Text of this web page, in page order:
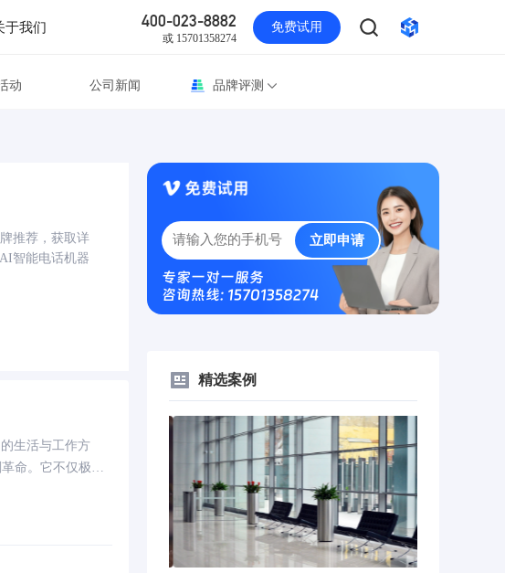
于我们 400-023-8882
或 15701358274
免费试用
动 公司新闻 品牌评测
推荐，获取详
智能电话机器
生活与工作方
命。它不仅极大
”二字，引领我
立即申请
专家一对一服务
咨询热线: 15701358274
精选案例